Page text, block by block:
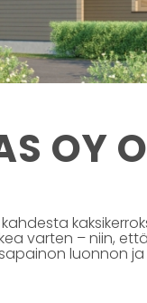
OY
varten – niin,
luonnon